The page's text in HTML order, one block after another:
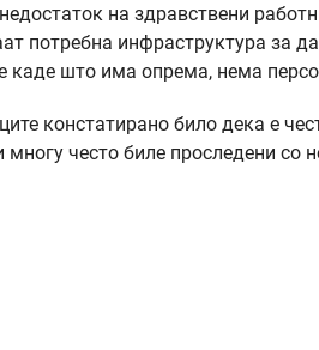
на здравствени
потребна инфраструктура за
каде што има опрема, нема
констатирано било дека е
често биле проследени со